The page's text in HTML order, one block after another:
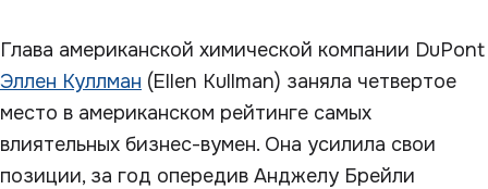
Глава американской химической компании DuPont
Эллен Куллман (Ellen Kullman) заняла четвертое
место в американском рейтинге самых
влиятельных бизнес-вумен. Она усилила свои
позиции, за год опередив Анджелу Брейли